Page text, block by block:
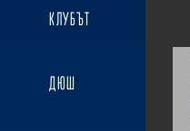
КЛУБЪТ
ДЮШ